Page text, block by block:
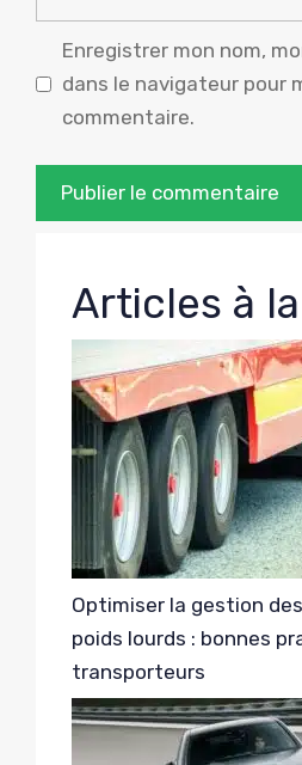
mail
Enregistrer mon nom,
dans le navigateur pour
commentaire.
Articles à
Optimiser la gestion
poids lourds : bonnes
transporteurs